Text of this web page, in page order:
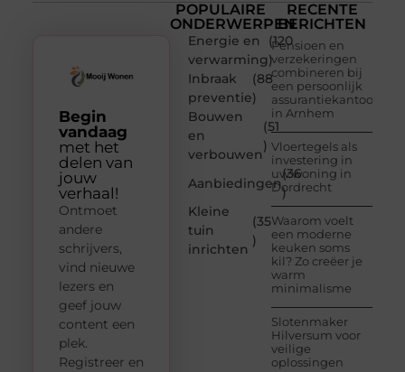
POPULAIRE
ONDERWERPEN
Energie en
verwarming
(120
)
Inbraak
preventie
(88
)
Bouwen
en
verbouwen
(51
)
Aanbiedingen
(36
)
Kleine
tuin
inrichten
(35
)
RECENTE
BERICHTEN
Pensioen en
verzekeringen
combineren bij
een persoonlijk
assurantiekantoor
in Arnhem
Vloertegels als
investering in
uw woning in
Dordrecht
Waarom voelt
een moderne
keuken soms
kil? Zo creëer je
warm
minimalisme
Slotenmaker
Hilversum voor
veilige
oplossingen
Begin
vandaag
met het
delen van
jouw
verhaal!
Ontmoet
andere
schrijvers,
vind nieuwe
lezers en
geef jouw
content een
plek.
Registreer en